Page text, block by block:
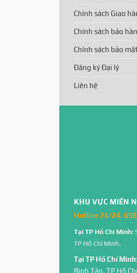
Chính sách Giao
Chính sách bảo
Chính sách bảo
Đăng ký Đại lý
Liên hệ
KHU VỰC MIỀN
Hotline 24/24:
Tại TP Hồ Chí Minh:
TP Hồ Chí Minh.
Tại TP Hồ Chí Minh:
Bình Tân, TP Hồ